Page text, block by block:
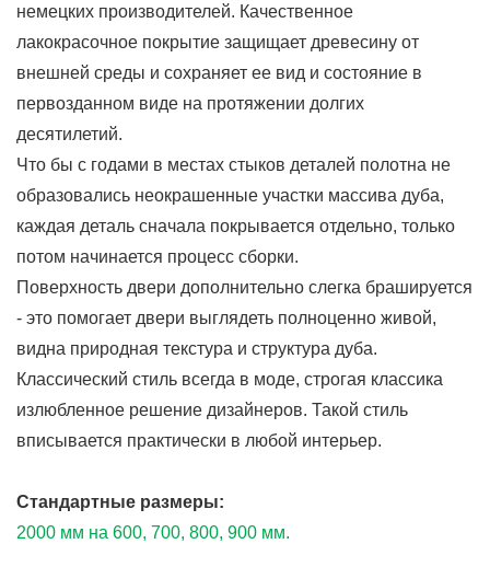
немецких производителей. Качественное
лакокрасочное покрытие защищает древесину от
внешней среды и сохраняет ее вид и состояние в
первозданном виде на протяжении долгих
десятилетий.
Что бы с годами в местах стыков деталей полотна не
образовались неокрашенные участки массива дуба,
каждая деталь сначала покрывается отдельно, только
потом начинается процесс сборки.
Поверхность двери дополнительно слегка брашируется
- это помогает двери выглядеть полноценно живой,
видна природная текстура и структура дуба.
Классический стиль всегда в моде, строгая классика
излюбленное решение дизайнеров. Такой стиль
вписывается практически в любой интерьер.
Стандартные размеры:
2000 мм на 600, 700, 800, 900 мм.